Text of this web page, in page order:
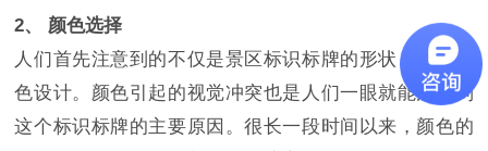
2、 颜色选择
人们首先注意到的不仅是景区标识标牌的形状，还有颜
色设计。颜色引起的视觉冲突也是人们一眼就能注意到
这个标识标牌的主要原因。很长一段时间以来，颜色的